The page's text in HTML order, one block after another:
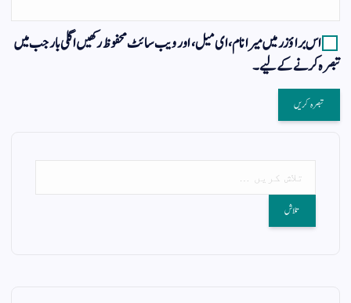
اس براؤزر میں میرا نام، ای میل، اور ویب سائٹ محفوظ رکھیں اگلی بار جب میں
تبصرہ کرنے کےلیے۔